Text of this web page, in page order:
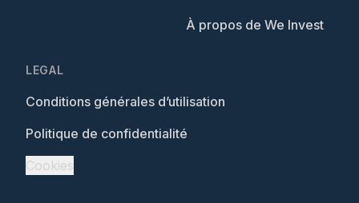
À propos de We Invest
LEGAL
Conditions générales d’utilisation
Politique de confidentialité
Cookies